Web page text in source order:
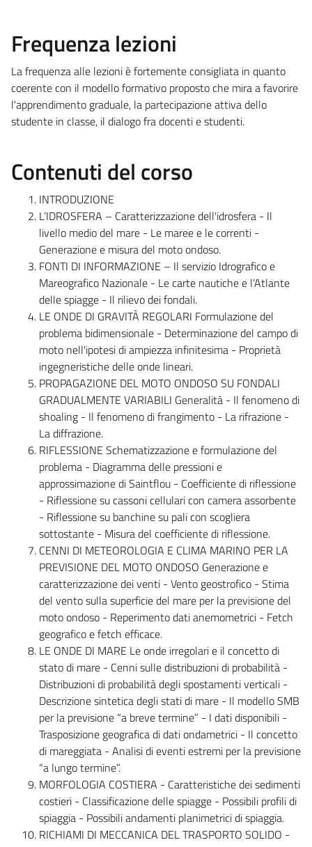
Frequenza lezioni
La frequenza alle lezioni è fortemente consigliata in quanto
coerente con il modello formativo proposto che mira a favorire
l'apprendimento graduale, la partecipazione attiva dello
studente in classe, il dialogo fra docenti e studenti.
Contenuti del corso
INTRODUZIONE
L’IDROSFERA – Caratterizzazione dell'idrosfera - Il
livello medio del mare - Le maree e le correnti -
Generazione e misura del moto ondoso.
FONTI DI INFORMAZIONE – Il servizio Idrografico e
Mareografico Nazionale - Le carte nautiche e l’Atlante
delle spiagge -­ Il rilievo dei fondali.
LE ONDE DI GRAVITÀ REGOLARI Formulazione del
problema bidimensionale - Determinazione del campo di
moto nell'ipotesi di ampiezza infinitesima -­ Proprietà
ingegneristiche delle onde lineari.
PROPAGAZIONE DEL MOTO ONDOSO SU FONDALI
GRADUALMENTE VARIABILI Generalità - Il fenomeno di
shoaling - Il fenomeno di frangimento - La rifrazione -
La diffrazione.
RIFLESSIONE Schematizzazione e formulazione del
problema - Diagramma delle pressioni e
approssimazione di Saintflou - Coefficiente di riflessione
- Riflessione su cassoni cellulari con camera assorbente
- Riflessione su banchine su pali con scogliera
sottostante - Misura del coefficiente di riflessione.
CENNI DI METEOROLOGIA E CLIMA MARINO PER LA
PREVISIONE DEL MOTO ONDOSO Generazione e
caratterizzazione dei venti - Vento geostrofico - Stima
del vento sulla superficie del mare per la previsione del
moto ondoso - Reperimento dati anemometrici - Fetch
geografico e fetch efficace.
LE ONDE DI MARE Le onde irregolari e il concetto di
stato di mare - Cenni sulle distribuzioni di probabilità -
Distribuzioni di probabilità degli spostamenti verticali -
Descrizione sintetica degli stati di mare - Il modello SMB
per la previsione “a breve termine” - I dati disponibili -
Trasposizione geografica di dati ondametrici - Il concetto
di mareggiata - Analisi di eventi estremi per la previsione
“a lungo termine”.
MORFOLOGIA COSTIERA - Caratteristiche dei sedimenti
costieri - Classificazione delle spiagge - Possibili profili di
spiaggia - Possibili andamenti planimetrici di spiaggia.
RICHIAMI DI MECCANICA DEL TRASPORTO SOLIDO -